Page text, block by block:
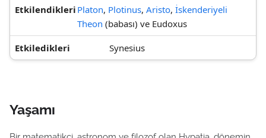
Etkilendikleri Platon, Plotinus,Aristo,İskenderiyeli
Theon (babası) ve Eudoxus
Etkiledikleri Synesius
Yaşamı